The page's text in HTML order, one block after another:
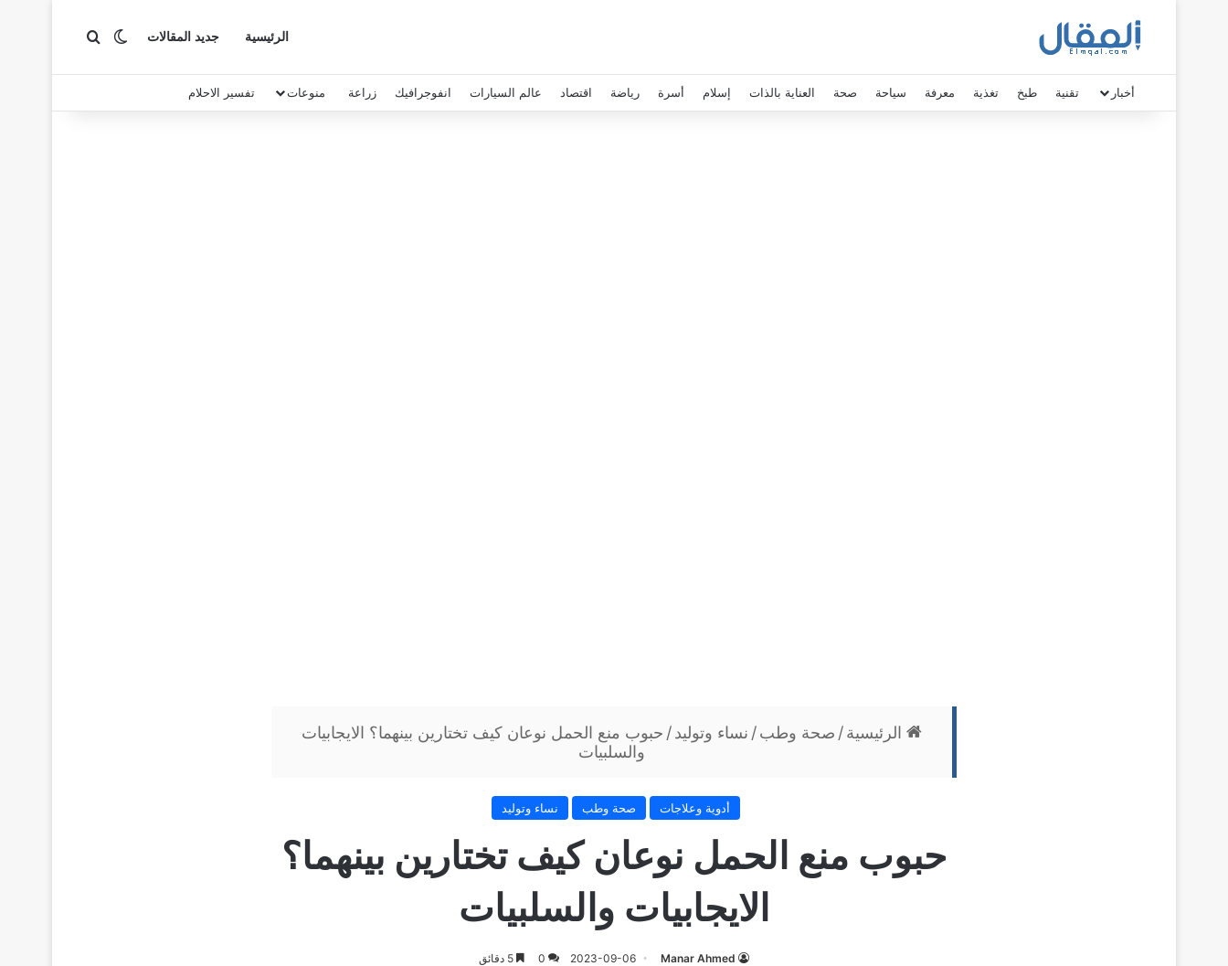
الرئيسية جديد المقالات الوضع المظلم
بحث عن
أخبار تقنية طبخ تغذية معرفة سياحة صحة العناية بالذات إسلام أسرة رياضة اقتصاد عالم السيارات انفوجرافيك زراعة منوعات تفسير الاحلام
الرئيسية/ صحة وطب/ نساء وتوليد/ حبوب منع الحمل نوعان كيف تختارين بينهما؟ الايجابيات
والسلبيات
أدوية وعلاجات صحة وطب نساء وتوليد
حبوب منع الحمل نوعان كيف تختارين بينهما؟
الايجابيات والسلبيات
Manar Ahmed
2023-09-06
0